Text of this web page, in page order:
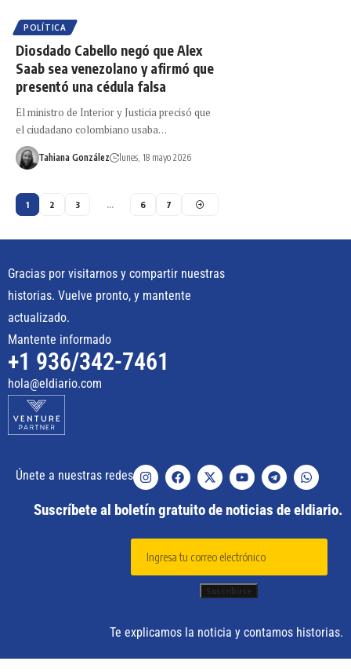
POLÍTICA
Diosdado Cabello negó que Alex
Saab sea venezolano y afirmó que
presentó una cédula falsa
El ministro de Interior y Justicia precisó que
el ciudadano colombiano usaba…
Tahiana González lunes, 18 mayo 2026
1 2 3 … 6 7
Gracias por visitarnos y compartir nuestras
historias. Vuelve pronto, y mantente
actualizado.
Mantente informado
+1 936/342-7461
hola@eldiario.com
Únete a nuestras redes
Suscríbete al boletín gratuito de noticias de eldiario.
Te explicamos la noticia y contamos historias.